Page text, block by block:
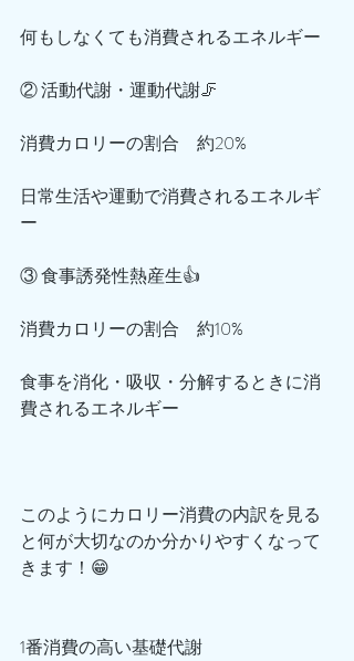
何もしなくても消費されるエネルギー
② 活動代謝・運動代謝🦵
消費カロリーの割合　約20%
日常生活や運動で消費されるエネルギ
ー
③ 食事誘発性熱産生👍
消費カロリーの割合　約10%
食事を消化・吸収・分解するときに消
費されるエネルギー
このようにカロリー消費の内訳を見る
と何が大切なのか分かりやすくなって
きます！😁
1番消費の高い基礎代謝